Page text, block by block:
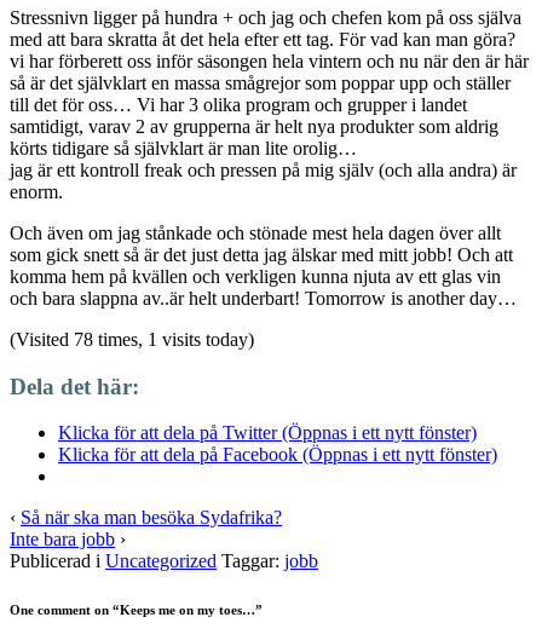
Stressnivn ligger på hundra + och jag och chefen kom på oss själva
med att bara skratta åt det hela efter ett tag. För vad kan man göra?
vi har förberett oss inför säsongen hela vintern och nu när den är här
så är det självklart en massa smågrejor som poppar upp och ställer
till det för oss… Vi har 3 olika program och grupper i landet
samtidigt, varav 2 av grupperna är helt nya produkter som aldrig
körts tidigare så självklart är man lite orolig…
jag är ett kontroll freak och pressen på mig själv (och alla andra) är
enorm.
Och även om jag stånkade och stönade mest hela dagen över allt
som gick snett så är det just detta jag älskar med mitt jobb! Och att
komma hem på kvällen och verkligen kunna njuta av ett glas vin
och bara slappna av..är helt underbart! Tomorrow is another day…
(Visited 78 times, 1 visits today)
Dela det här:
Klicka för att dela på Twitter (Öppnas i ett nytt fönster)
Klicka för att dela på Facebook (Öppnas i ett nytt fönster)
‹ Så när ska man besöka Sydafrika?
Inte bara jobb ›
Publicerad i Uncategorized Taggar: jobb
One comment on “Keeps me on my toes…”